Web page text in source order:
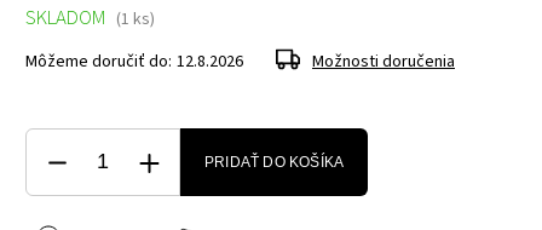
SKLADOM (1 ks)
Môžeme doručiť do: 12.8.2026 Možnosti doručenia
PRIDAŤ DO KOŠÍKA